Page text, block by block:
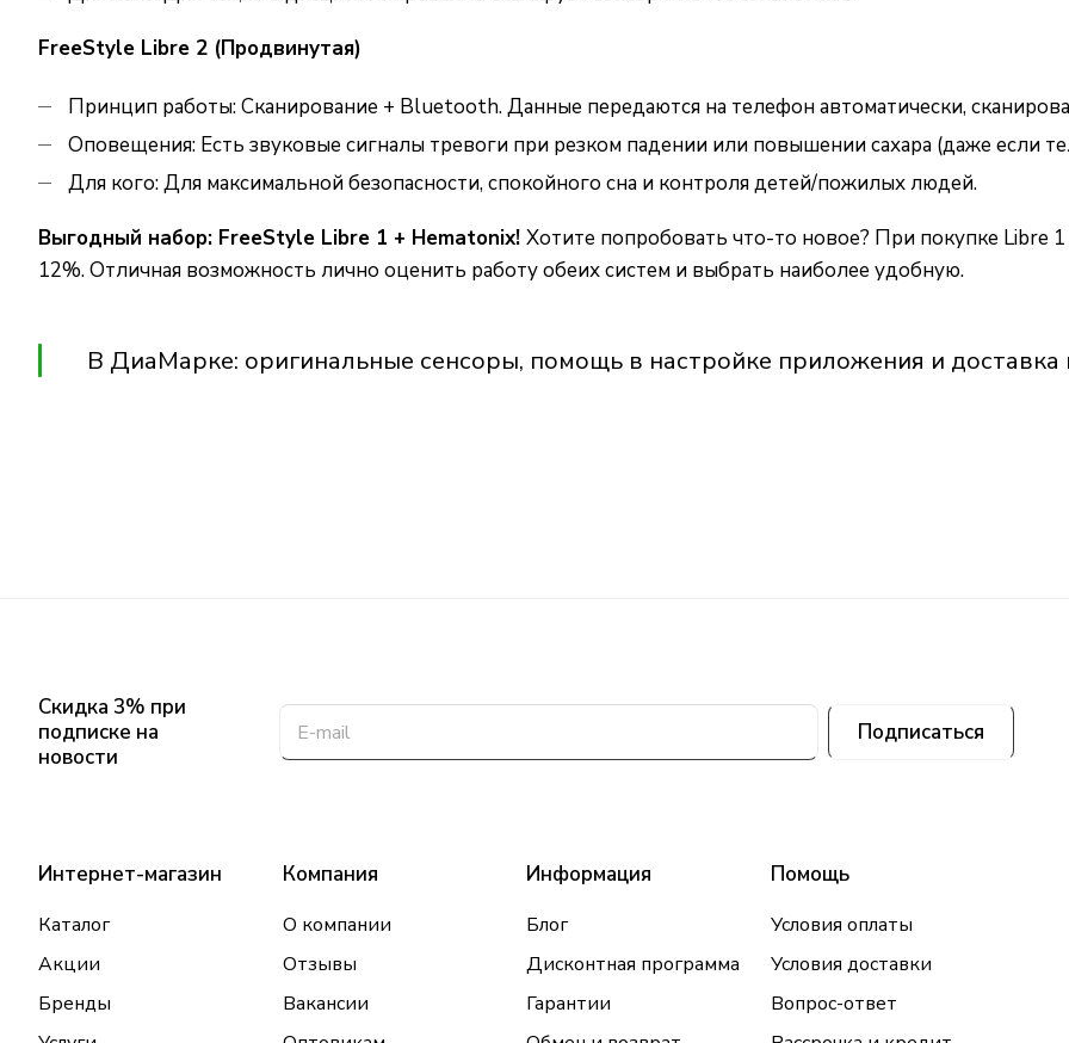
FreeStyle Libre 2 (Продвинутая)
Принцип работы: Сканирование + Bluetooth. Данные передаются на телефон автоматически,
Оповещения: Есть звуковые сигналы тревоги при резком падении или повышении сахара (даже если
Для кого: Для максимальной безопасности, спокойного сна и контроля детей/пожилых людей.
Выгодный набор: FreeStyle Libre 1 + Hematonix! Хотите попробовать что-то новое? При покупке Libre
12%. Отличная возможность лично оценить работу обеих систем и выбрать наиболее удобную.
В ДиаМарке: оригинальные сенсоры, помощь в настройке приложения и
Скидка 3% при
подписке на
новости
Подписаться
Интернет-магазин
Каталог
Акции
Бренды
Компания
О компании
Отзывы
Вакансии
Информация
Блог
Дисконтная программа
Гарантии
Помощь
Условия оплаты
Условия доставки
Вопрос-ответ